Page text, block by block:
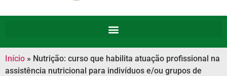
Início » Nutrição: curso que habilita atuação profissional na
assistência nutricional para indivíduos e/ou grupos de